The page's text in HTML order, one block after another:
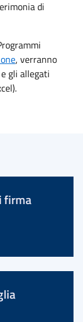
di
, verranno
gli allegati
firma